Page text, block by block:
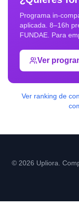
Programa in-
aplicada. 8–16h
FUNDAE. Para
Ver
Ver ranking de
© 2026 Upliora.